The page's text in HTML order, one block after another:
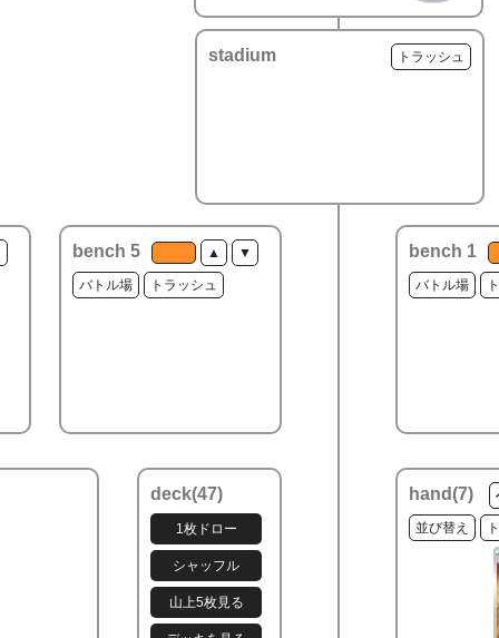
bench 5 ▲ ▼
バトル場 トラッシュ
deck(47)
stadium トラッシュ
bench 1
バトル場
hand(7)
並び替え